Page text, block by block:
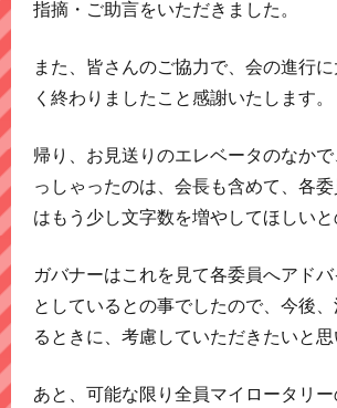
指摘・ご助言をいただきました。
また、皆さんのご協力で、会の進行
く終わりましたこと感謝いたします。
帰り、お見送りのエレベータのなか
っしゃったのは、会長も含めて、各
はもう少し文字数を増やしてほしいと
ガバナーはこれを見て各委員へアド
としているとの事でしたので、今後
るときに、考慮していただきたいと思
あと、可能な限り全員マイロータリ